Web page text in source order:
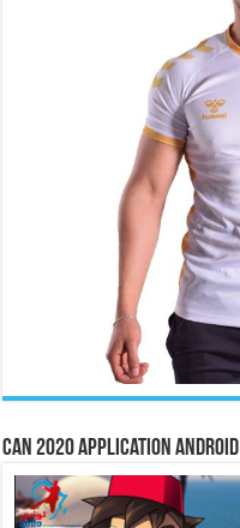
CAN 2020 Application Android